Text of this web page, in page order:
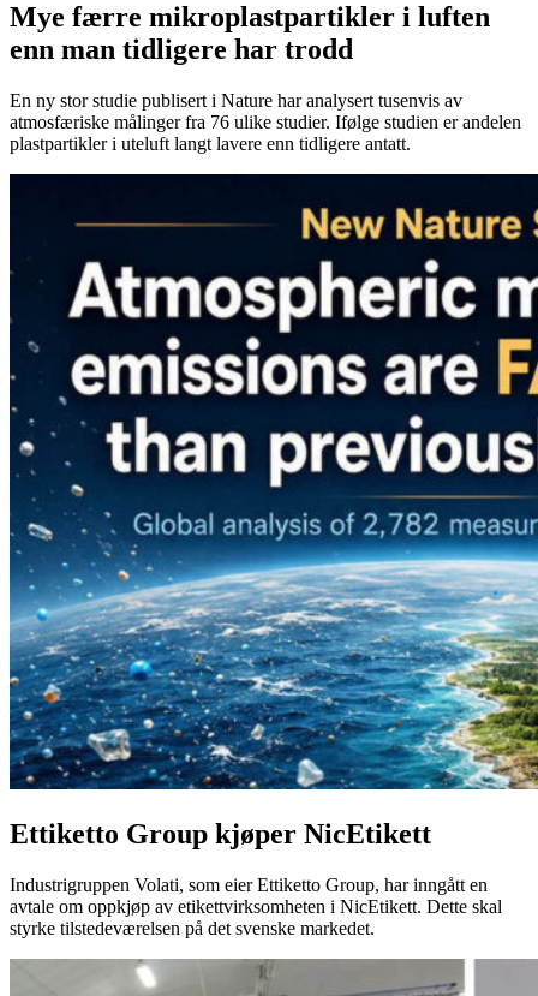
Mye færre mikroplastpartikler i luften
enn man tidligere har trodd
En ny stor studie publisert i Nature har analysert tusenvis av
atmosfæriske målinger fra 76 ulike studier. Ifølge studien er andelen
plastpartikler i uteluft langt lavere enn tidligere antatt.
Ettiketto Group kjøper NicEtikett
Industrigruppen Volati, som eier Ettiketto Group, har inngått en
avtale om oppkjøp av etikettvirksomheten i NicEtikett. Dette skal
styrke tilstedeværelsen på det svenske markedet.